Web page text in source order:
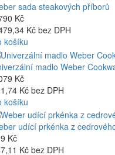
sada steakových příborů
Kč
Kč bez DPH
košíku
madlo Weber
Kč
Kč bez DPH
košíku
udící prkénka z
Kč
Kč bez DPH